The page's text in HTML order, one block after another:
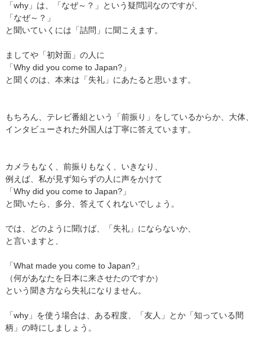
「why」は、「なぜ～？」という疑問詞なのですが、
「なぜ～？」
と聞いていくには「詰問」に聞こえます。
ましてや「初対面」の人に
「Why did you come to Japan?」
と聞くのは、本来は「失礼」にあたると思います。
もちろん、テレビ番組という「前振り」をしているからか、大体、
インタビューされた外国人は丁寧に答えています。
カメラもなく、前振りもなく、いきなり、
例えば、私が見ず知らずの人に声をかけて
「Why did you come to Japan?」
と聞いたら、多分、答えてくれないでしょう。
では、どのように聞けば、「失礼」にならないか、
と言いますと、
「What made you come to Japan?」
（何があなたを日本に来させたのですか）
という聞き方なら失礼になりません。
「why」を使う場合は、ある程度、「友人」とか「知っている間
柄」の時にしましょう。